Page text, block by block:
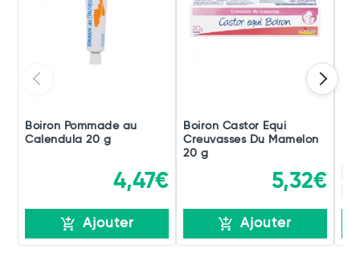
Boiron Pommade au
Calendula 20 g
4,47€
Ajouter
Boiron Castor Equi
Creuvasses Du Mamelon
20 g
5,32€
Ajouter